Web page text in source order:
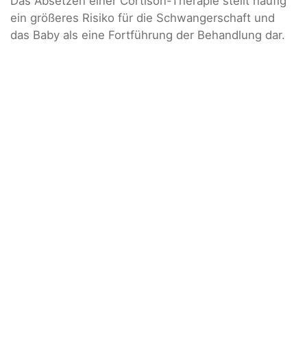
ein größeres Risiko für die Schwangerschaft und
das Baby als eine Fortführung der Behandlung dar.